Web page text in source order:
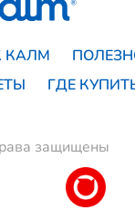
КАЛМ
ГДЕ
защищены